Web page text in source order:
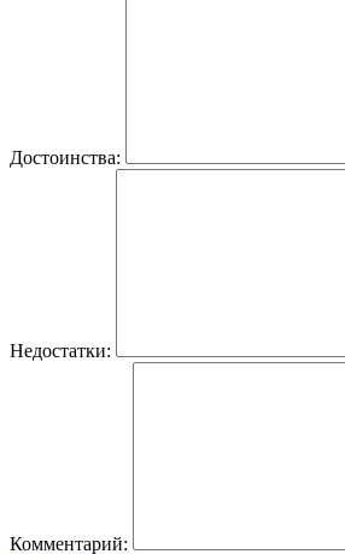
Достоинства:
Недостатки:
Комментарий: